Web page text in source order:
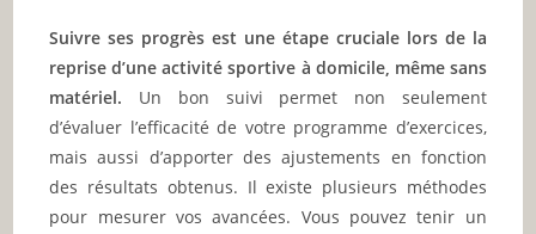
Suivre ses progrès est une étape cruciale lors de la
reprise d’une activité sportive à domicile, même sans
matériel. Un bon suivi permet non seulement
d’évaluer l’efficacité de votre programme d’exercices,
mais aussi d’apporter des ajustements en fonction
des résultats obtenus. Il existe plusieurs méthodes
pour mesurer vos avancées. Vous pouvez tenir un